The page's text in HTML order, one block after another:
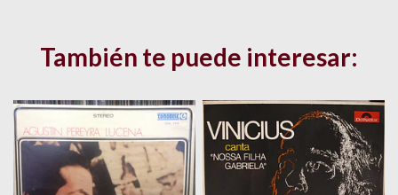
También te puede interesar: